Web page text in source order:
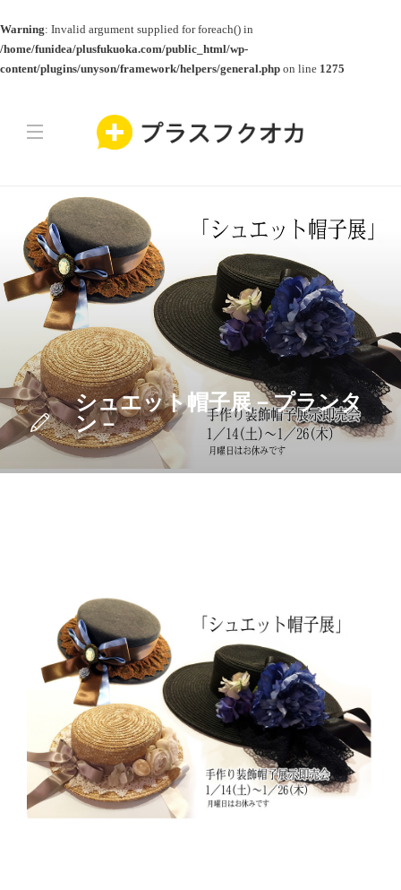
Warning: Invalid argument supplied for foreach() in
/home/funidea/plusfukuoka.com/public_html/wp-
content/plugins/unyson/framework/helpers/general.php on line 1275
シュエット帽子展－プランタ
ン－